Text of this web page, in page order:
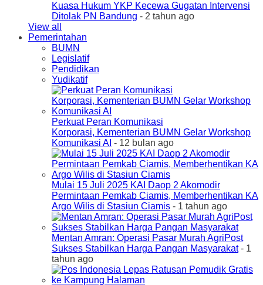
Kuasa Hukum YKP Kecewa Gugatan Intervensi
Ditolak PN Bandung - 2 tahun ago
View all
Pemerintahan
BUMN
Legislatif
Pendidikan
Yudikatif
Perkuat Peran Komunikasi
Korporasi, Kementerian BUMN Gelar Workshop
Komunikasi AI - 12 bulan ago
Mulai 15 Juli 2025 KAI Daop 2 Akomodir
Permintaan Pemkab Ciamis, Memberhentikan KA
Argo Wilis di Stasiun Ciamis - 1 tahun ago
Mentan Amran: Operasi Pasar Murah AgriPost
Sukses Stabilkan Harga Pangan Masyarakat- 1
tahun ago